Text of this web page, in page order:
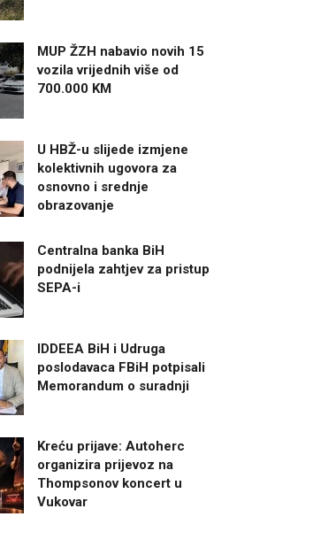
MUP ŽZH nabavio novih 15
vozila vrijednih više od
700.000 KM
U HBŽ-u slijede izmjene
kolektivnih ugovora za
osnovno i srednje
obrazovanje
Centralna banka BiH
podnijela zahtjev za pristup
SEPA-i
IDDEEA BiH i Udruga
poslodavaca FBiH potpisali
Memorandum o suradnji
Kreću prijave: Autoherc
organizira prijevoz na
Thompsonov koncert u
Vukovar